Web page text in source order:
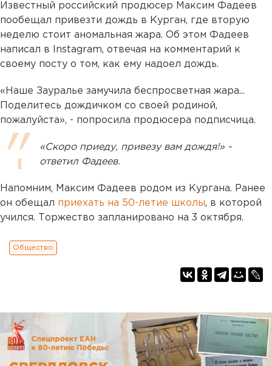
Известный российский продюсер Максим Фадеев
пообещал привезти дождь в Курган, где вторую
неделю стоит аномальная жара. Об этом Фадеев
написал в Instagram, отвечая на комментарий к
своему посту о том, как ему надоел дождь.
«Наше Зауралье замучила беспросветная жара...
Поделитесь дождичком со своей родиной,
пожалуйста», - попросила продюсера подписчица.
«Скоро приеду, привезу вам дождя!» -
ответил Фадеев.
Напомним, Максим Фадеев родом из Кургана. Ранее
он обещал приехать на 50-летие школы, в которой
учился. Торжество запланировано на 3 октября.
Общество